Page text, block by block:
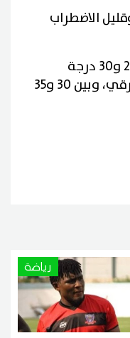
الاضطراب
وتتراوح درجات الحرارة ليلا بين 26 و30 درجة
بالشمال والوسط والجنوب الشرقي، وبين 30 و35
رياضة